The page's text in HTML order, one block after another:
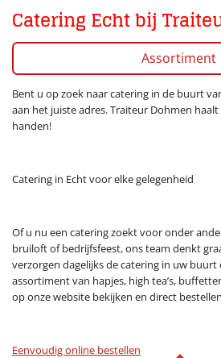
Catering Echt bij
Assortiment
Bent u op zoek naar catering in de buurt
aan het juiste adres. Traiteur Dohmen
handen!
Catering in Echt voor elke gelegenheid
Of u nu een catering zoekt voor onder
bruiloft of bedrijfsfeest, ons team denkt
verzorgen dagelijks de catering in uw
assortiment van hapjes, high tea’s,
op onze website bekijken en direct
Eenvoudig online bestellen